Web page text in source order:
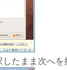
たまま次へを